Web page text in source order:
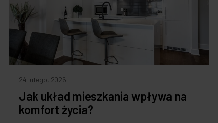
24 lutego, 2026
Jak układ mieszkania wpływa na
komfort życia?